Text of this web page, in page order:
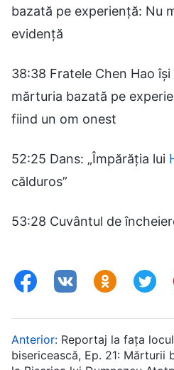
bazată pe experiență: Nu
evidență
38:38 Fratele Chen Hao
mărturia bazată pe
fiind un om onest
52:25 Dans: „Împărăția lui
călduros”
53:28 Cuvântul de
Anterior: Reportaj la fața
bisericească, Ep. 21: Mărturii